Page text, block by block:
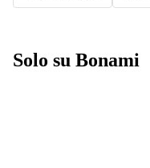
Solo su Bonami